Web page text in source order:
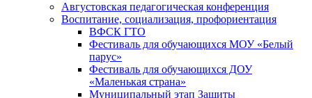
Августовская педагогическая конференция
Воспитание, социализация, профориентация
ВФСК ГТО
Фестиваль для обучающихся МОУ «Белый
парус»
Фестиваль для обучающихся ДОУ
«Маленькая страна»
Муниципальный этап Защиты